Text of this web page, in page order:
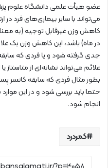
عضو هیأت علمی دانشگاه علوم
می‌تواند با سایر بیماری‌های فرد در
کاهش وزن غیرقابل توجیه (به
در ماه) باشد، این کاهش وزن یک
جدی گرفته شود و یا فردی که
علائم می‌تواند نشانه‌ای از متاستاز
بطور مثال فردی که سابقه کانسر
حتما باید بررسی شود و در این موارد
انجام شود.
کمردرد